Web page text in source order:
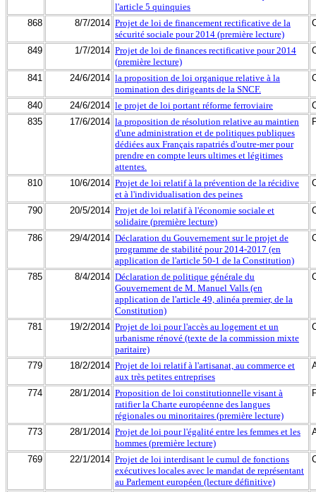
l'article 5 quinquies
868
8/7/2014 Projet de loi de financement rectificative de la
sécurité sociale pour 2014 (première lecture)
849 1/7/2014 Projet de loi de finances rectificative pour 2014
(première lecture)
841 24/6/2014 la proposition de loi organique relative à la
nomination des dirigeants de la SNCF.
840 24/6/2014 le projet de loi portant réforme ferroviaire
835
17/6/2014 la proposition de résolution relative au maintien
d'une administration et de politiques publiques
dédiées aux Français rapatriés d'outre-mer pour
prendre en compte leurs ultimes et légitimes
attentes.
810 10/6/2014 Projet de loi relatif à la prévention de la récidive
et à l'individualisation des peines
790 20/5/2014 Projet de loi relatif à l'économie sociale et
solidaire (première lecture)
786 29/4/2014 Déclaration du Gouvernement sur le projet de
programme de stabilité pour 2014-2017 (en
application de l'article 50-1 de la Constitution)
785 8/4/2014 Déclaration de politique générale du
Gouvernement de M. Manuel Valls (en
application de l'article 49, alinéa premier, de la
Constitution)
781 19/2/2014 Projet de loi pour l'accès au logement et un
urbanisme rénové (texte de la commission mixte
paritaire)
779 18/2/2014 Projet de loi relatif à l'artisanat, au commerce et
aux très petites entreprises
774 28/1/2014 Proposition de loi constitutionnelle visant à
ratifier la Charte européenne des langues
régionales ou minoritaires (première lecture)
773 28/1/2014 Projet de loi pour l'égalité entre les femmes et les
hommes (première lecture)
769 22/1/2014 Projet de loi interdisant le cumul de fonctions
exécutives locales avec le mandat de représentant
au Parlement européen (lecture définitive)